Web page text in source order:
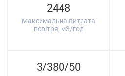
2448
Максимальна витрата
повітря, м3/год
3/380/50